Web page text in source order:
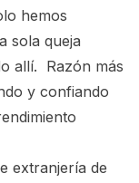
hemos
sola queja
allí. Razón más
y confiando
extranjería de